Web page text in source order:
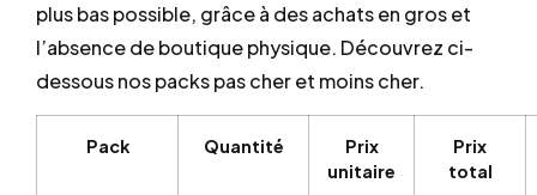
plus bas possible, grâce à des achats en gros et
l’absence de boutique physique. Découvrez ci-
dessous nos packs pas cher et moins cher.
Pack Quantité
Prix
unitaire
Prix
total